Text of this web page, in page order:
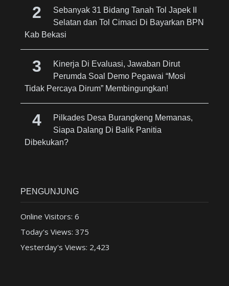
Sebanyak 31 Bidang Tanah Tol Japek II
Selatan dan Tol Cimaci Di Bayarkan BPN
Kab Bekasi
Kinerja Di Evaluasi, Jawaban Dirut
Perumda Soal Demo Pegawai “Mosi
Tidak Percaya Dirum” Membingungkan!
Pilkades Desa Burangkeng Memanas,
Siapa Dalang Di Balik Panitia
Dibekukan?
PENGUNJUNG
Online Visitors: 6
Today's Views: 375
Yesterday's Views: 2,423